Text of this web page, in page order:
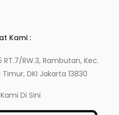
Kami :
RT.7/RW.3, Rambutan, Kec.
DKI Jakarta 13830
Di Sini